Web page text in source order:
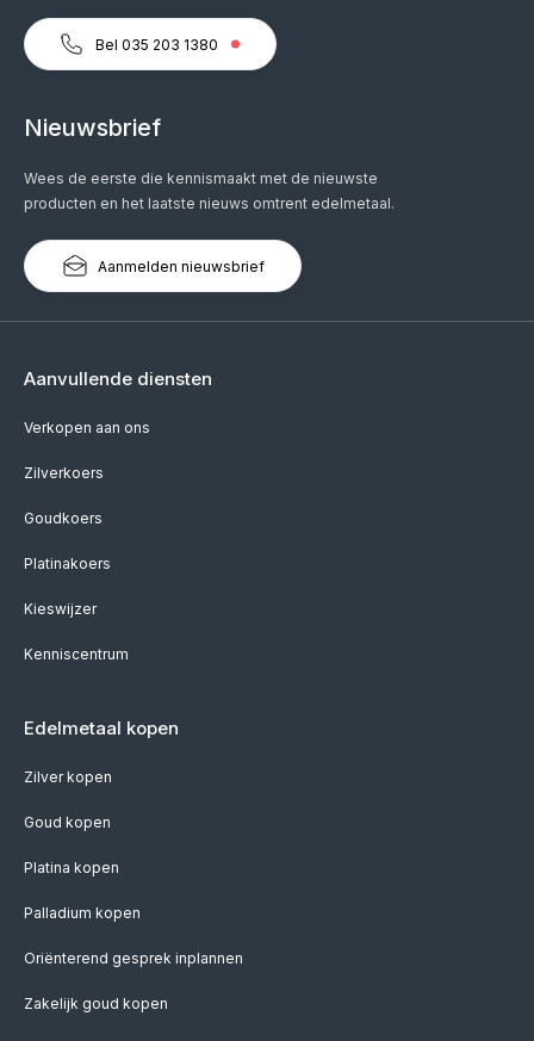
Bel 035 203 1380
Nieuwsbrief
Wees de eerste die kennismaakt met de nieuwste
producten en het laatste nieuws omtrent edelmetaal.
Aanmelden nieuwsbrief
Aanvullende diensten
Verkopen aan ons
Zilverkoers
Goudkoers
Platinakoers
Kieswijzer
Kenniscentrum
Edelmetaal kopen
Zilver kopen
Goud kopen
Platina kopen
Palladium kopen
Oriënterend gesprek inplannen
Zakelijk goud kopen